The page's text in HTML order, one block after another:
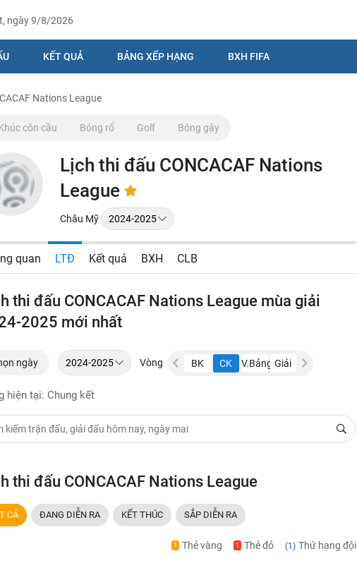
ngày 9/8/2026
KẾT QUẢ BẢNG XẾP HẠNG BXH FIFA
Nations League
côn cầu Bóng rổ Golf Bóng gậy
Lịch thi đấu CONCACAF Nations
League
Châu Mỹ
quan LTĐ Kết quả BXH CLB
thi đấu CONCACAF Nations League mùa giải
2025 mới nhất
ngày Vòng
V.Bảng Giải
Play-
TK BK CK V.Bảng Giải
Play-
hiện tại: Chung kết
thi đấu CONCACAF Nations League
CẢ ĐANG DIỄN RA KẾT THÚC SẮP DIỄN RA
1 Thẻ vàng 1 Thẻ đỏ (1) Thứ hạng đội